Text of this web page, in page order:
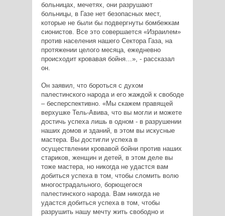
больницах, мечетях, они разрушают
больницы, в Газе нет безопасных мест,
которые не были бы подвергнуты бомбежкам
сионистов. Все это совершается «Израилем»
против населения нашего Сектора Газа, на
протяжении целого месяца, ежедневно
происходит кровавая бойня…», - рассказал
он.
Он заявил, что бороться с духом
палестинского народа и его жаждой к свободе
– бесперспективно. «Мы скажем правящей
верхушке Тель-Авива, что вы могли и можете
достичь успеха лишь в одном - в разрушении
наших домов и зданий, в этом вы искусные
мастера. Вы достигли успеха в
осуществлении кровавой бойни против наших
стариков, женщин и детей, в этом деле вы
тоже мастера, но никогда не удастся вам
добиться успеха в том, чтобы сломить волю
многострадального, борющегося
палестинского народа. Вам никогда не
удастся добиться успеха в том, чтобы
разрушить нашу мечту жить свободно и